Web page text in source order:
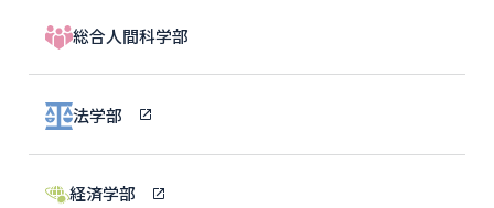
総合人間科学部
法学部
経済学部